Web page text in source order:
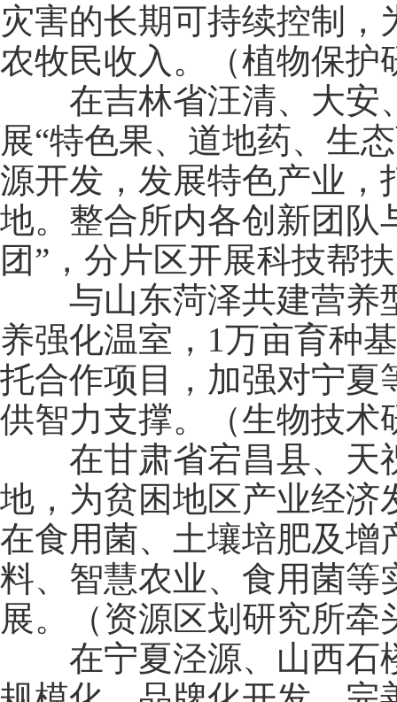
灾害的长期可持续控制
农牧民收入。（植物保护
在吉林省汪清、大安
展“特色果、道地药、生
源开发，发展特色产业，
地。整合所内各创新团队
团”，分片区开展科技帮
与山东菏泽共建营养
养强化温室，1万亩育种
托合作项目，加强对宁夏
供智力支撑。（生物技术
在甘肃省宕昌县、天
地，为贫困地区产业经济
在食用菌、土壤培肥及增
料、智慧农业、食用菌等
展。（资源区划研究所
在宁夏泾源、山西石